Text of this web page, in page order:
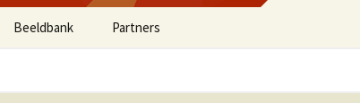
Beeldbank Partners